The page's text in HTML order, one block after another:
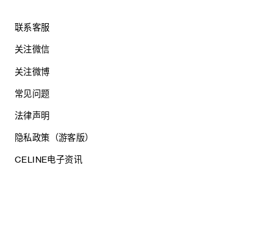
联系客服
关注微信
关注微博
常见问题
法律声明
隐私政策（游客版）
CELINE电子资讯